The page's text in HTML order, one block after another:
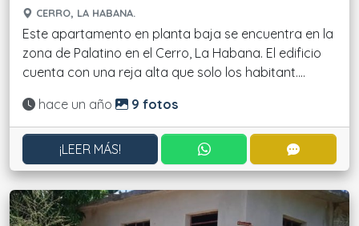
CERRO, LA HABANA.
Este apartamento en planta baja se encuentra en la
zona de Palatino en el Cerro, La Habana. El edificio
cuenta con una reja alta que solo los habitant....
Actualizado:
hace un año 9 fotos
¡LEER MÁS! CONTACTAR POR